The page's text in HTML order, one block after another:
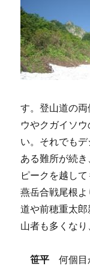
す。登山道の
ウやクガイソ
い。それでも
ある難所が続
ピークを越し
燕岳合戦尾根
道や前穂重太
山者も多くなり
笹平 何個目